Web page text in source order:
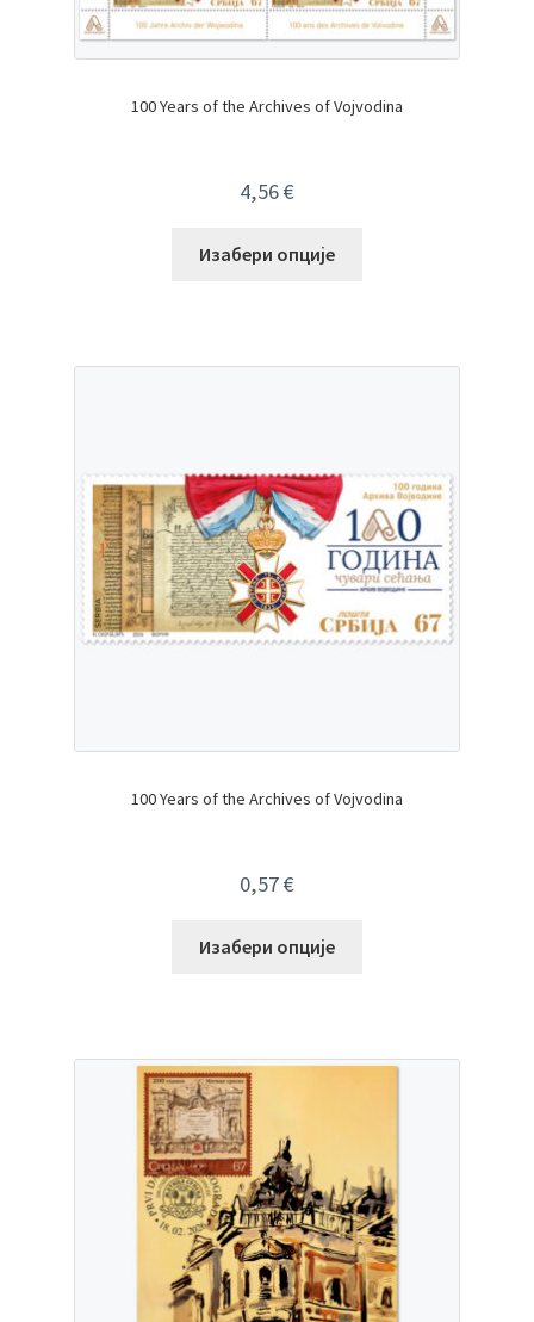
100 Years of the Archives of Vojvodina
4,56€
Изабери опције
100 Years of the Archives of Vojvodina
0,57€
Изабери опције